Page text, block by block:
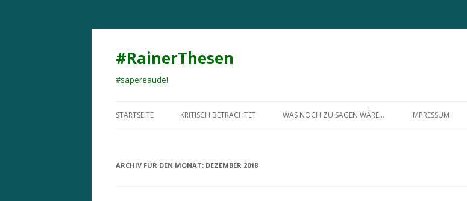
#RainerThesen
#sapereaude!
Inhalt
STARTSEITE KRITISCH BETRACHTET WAS NOCH ZU SAGEN WÄRE… IMPRESSUM
ARCHIV FÜR DEN MONAT: DEZEMBER 2018